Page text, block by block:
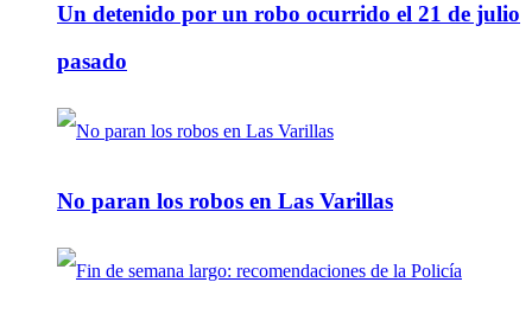
Un detenido por un robo ocurrido el 21 de julio
pasado
No paran los robos en Las Varillas